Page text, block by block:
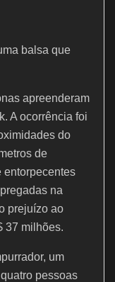
balsa que
apreenderam
A ocorrência foi
do
de
entorpecentes
na
prejuízo ao
37 milhões.
um
pessoas